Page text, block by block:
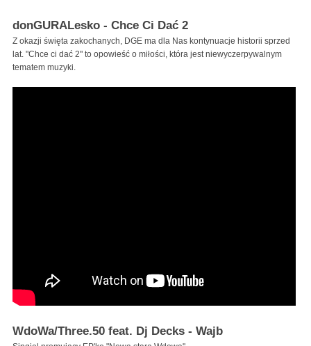
donGURALesko - Chce Ci Dać 2
Z okazji święta zakochanych, DGE ma dla Nas kontynuacje historii sprzed
lat. "Chce ci dać 2" to opowieść o miłości, która jest niewyczerpywalnym
tematem muzyki.
WdoWa/Three.50 feat. Dj Decks - Wajb